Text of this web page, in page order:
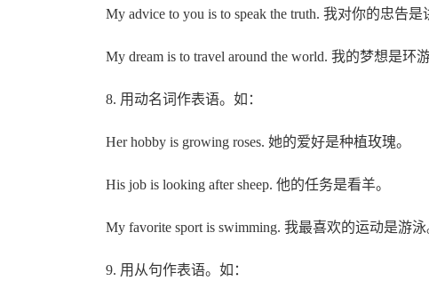
My advice to you is to speak the truth. 我对你的忠告是
My dream is to travel around the world. 我的梦想是环游
8. 用动名词作表语。如：
Her hobby is growing roses. 她的爱好是种植玫瑰。
His job is looking after sheep. 他的任务是看羊。
My favorite sport is swimming. 我最喜欢的运动是游泳
9. 用从句作表语。如：